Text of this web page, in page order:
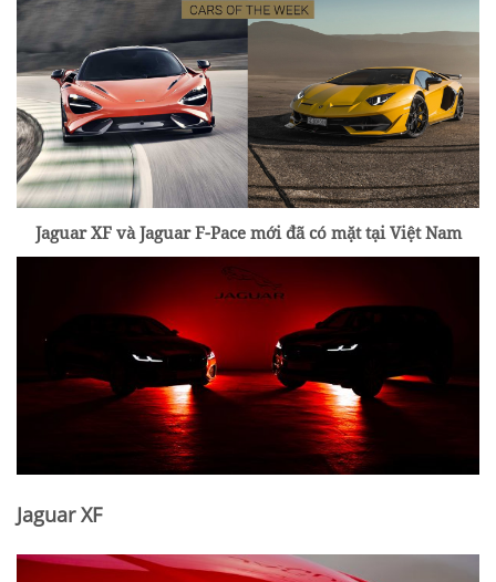
Jaguar XF và Jaguar F-Pace mới đã có mặt tại Việt Nam
Jaguar XF